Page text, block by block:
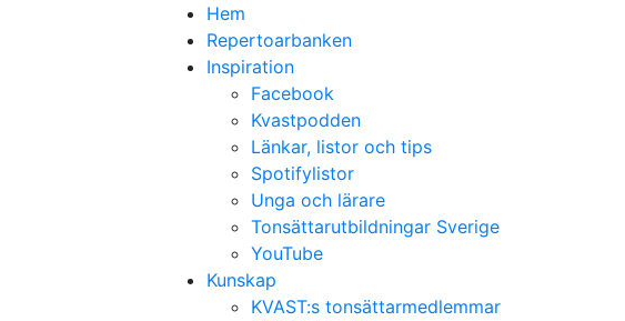
Hem
Repertoarbanken
Inspiration
Facebook
Kvastpodden
Länkar, listor och tips
Spotifylistor
Unga och lärare
Tonsättarutbildningar Sverige
YouTube
Kunskap
KVAST:s tonsättarmedlemmar